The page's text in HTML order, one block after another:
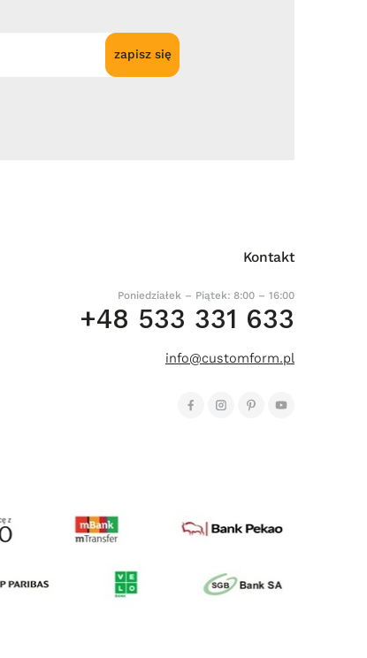
zapisz się
Kontakt
Poniedziałek – Piątek: 8:00 – 16:00
+48 533 331 633
info@customform.pl